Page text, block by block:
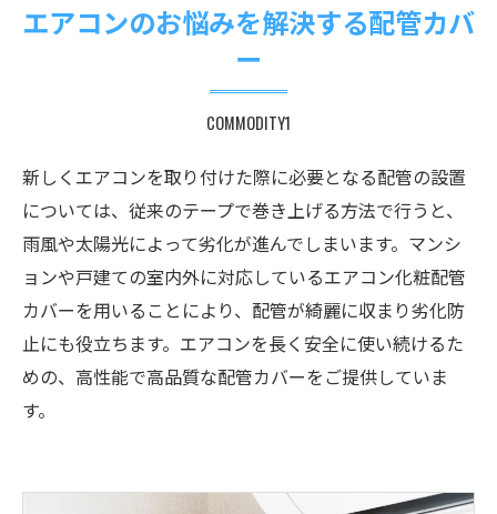
エアコンのお悩みを解決する配管カバ
ー
COMMODITY1
新しくエアコンを取り付けた際に必要となる配管の設置
については、従来のテープで巻き上げる方法で行うと、
雨風や太陽光によって劣化が進んでしまいます。マンシ
ョンや戸建ての室内外に対応しているエアコン化粧配管
カバーを用いることにより、配管が綺麗に収まり劣化防
止にも役立ちます。エアコンを長く安全に使い続けるた
めの、高性能で高品質な配管カバーをご提供していま
す。